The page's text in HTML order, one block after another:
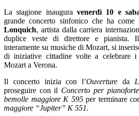
La stagione inaugura venerdì 10 e
grande concerto sinfonico che ha come
Lonquich, artista dalla carriera
duplice veste di direttore e pianista. Il
interamente su musiche di Mozart, si
di iniziative cittadine volte a celebrare i
Mozart a Verona.
Il concerto inizia con l’Ouverture da
proseguire con il Concerto per
bemolle maggiore K 595per terminare
maggiore “Jupiter” K 551.